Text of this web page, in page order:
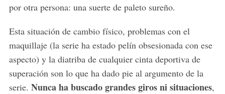
por otra persona: una suerte de paleto sureño.
Esta situación de cambio físico, problemas con el
maquillaje (la serie ha estado pelín obsesionada con ese
aspecto) y la diatriba de cualquier cinta deportiva de
superación son lo que ha dado pie al argumento de la
serie. Nunca ha buscado grandes giros ni situaciones,